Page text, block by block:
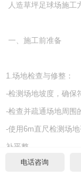
人造草坪足球场施工
一、施工前准备
1.场地检查与修整：
-检测场地坡度，确保
-检查并疏通场地周围
-使用6m直尺检测场
补平整。
测量场地边口的平
电话咨询